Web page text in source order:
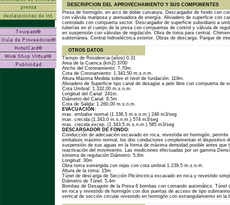
DESCRIPCION DEL APROVECHAMIENTO Y SUS COMPONENTES
Presa de hormigón, en arco de doble curvatura. Descargador de fondo con
con válvula mariposa y atenuadora de energía. Aliviadero de superficie con
controlado con compuerta sector. Descargador de superficie subsidiario a
tuberías en el cuerpo de la presa con compuertas de control y válvula de
en suspensión con válvulas de regulación. Obra de toma para central.
subterránea. Central hidroeléctrica exterior. Obras de descarga. Parque de
OTROS DATOS
Tiempo de Residencia (años) 0.31
Area de la Cuenca (km2) 3700
Ancho del Coronamiento: 7,70m.
Cota de Coronamiento: 1.343,50 m.s.n.m.
Altura Máxima Medida sobre el nivel de fundación: 119m.
Aliviadero de Superficie tipo canal de desagüe a pelo libre con compuerta de
Cota Umbral: 1.332,00 m.s.n.m.
Longitud del Canal: 241m.
Diámetro del Canal: 8,5m
Cota de Salida: 1.260,00 m.s.n.m.
EVACUACIÓN:
max. embalse normal (1.338,5 m.s.n.m.) 248 m3/seg
max. crecida (1.343,0 m.s.n.m.) 574 m3/seg
max. crecida excep. (1.343,5 m.s.n.m.) 585 m3/seg
DESCARGADOR DE FONDO:
Conducción de adecuación excavado en roca, revestida en hormigón,
embalses máximo normal, los dos conductores complementan el dispositivo
suspensión de sus aguas en la forma de máxima densidad posible antes que
reactivación del movimiento. Las mediciones efectuadas por un gamma
sistema de regulación Diámetro: 5,6m
Longitud: 30m
Obra toma sumergida con rejas con cota umbral 1.239,5 m.s.n.m.
Altura de la toma: 15m
Túnel de descarga de Sección Plicénctrica excavado en roca y revestido
Diámetro de Túnel: 5,4m
Bombas de Desagote de la Presa 6 bombas con comando automático. Túnel
en roca y revestido de hormigón con dos puertas de acceso de tipo
vertical de sección circular revestido en hormigón con estrangulamiento en la